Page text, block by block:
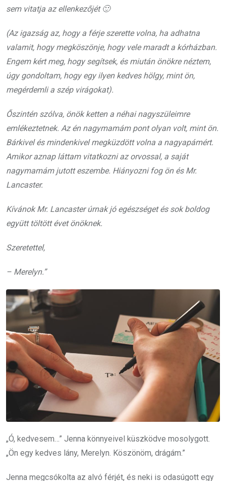
sem vitatja az ellenkezőjét 🙂
(Az igazság az, hogy a férje szerette volna, ha adhatna
valamit, hogy megköszönje, hogy vele maradt a kórházban.
Engem kért meg, hogy segítsek, és miután önökre néztem,
úgy gondoltam, hogy egy ilyen kedves hölgy, mint ön,
megérdemli a szép virágokat).
Őszintén szólva, önök ketten a néhai nagyszüleimre
emlékeztetnek. Az én nagymamám pont olyan volt, mint ön.
Bárkivel és mindenkivel megküzdött volna a nagyapámért.
Amikor aznap láttam vitatkozni az orvossal, a saját
nagymamám jutott eszembe. Hiányozni fog ön és Mr.
Lancaster.
Kívánok Mr. Lancaster úrnak jó egészséget és sok boldog
együtt töltött évet önöknek.
Szeretettel,
– Merelyn.”
„Ó, kedvesem…” Jenna könnyeivel küszködve mosolygott.
„Ön egy kedves lány, Merelyn. Köszönöm, drágám.”
Jenna megcsókolta az alvó férjét, és neki is odasúgott egy